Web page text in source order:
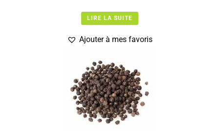
LIRE LA SUITE
Ajouter à mes favoris